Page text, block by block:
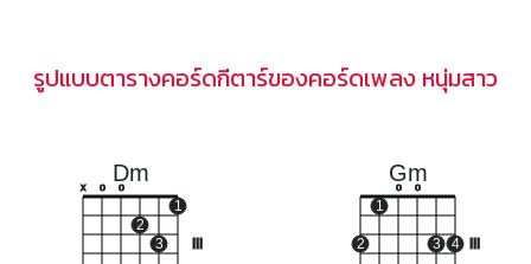
รูปแบบตารางคอร์ดกีตาร์ของคอร์ดเพลง หนุ่มสาว
Dm
x o o
2
3
1
Gm
2
1
o o
3 4